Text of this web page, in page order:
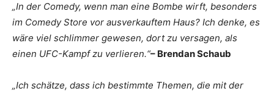
„In der Comedy, wenn man eine Bombe wirft, besonders
im Comedy Store vor ausverkauftem Haus? Ich denke, es
wäre viel schlimmer gewesen, dort zu versagen, als
einen UFC-Kampf zu verlieren.“– Brendan Schaub
„Ich schätze, dass ich bestimmte Themen, die mit der